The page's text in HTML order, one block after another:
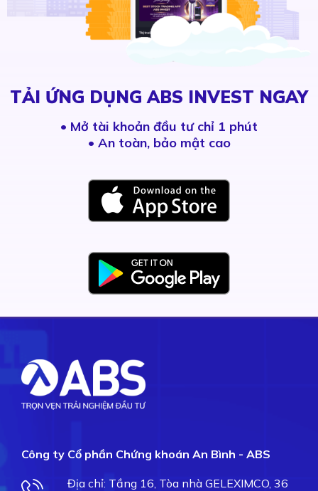
TẢI ỨNG DỤNG ABS INVEST NGAY
• Mở tài khoản đầu tư chỉ 1 phút
• An toàn, bảo mật cao
Công ty Cổ phần Chứng khoán An Bình - ABS
Địa chỉ: Tầng 16, Tòa nhà GELEXIMCO, 36